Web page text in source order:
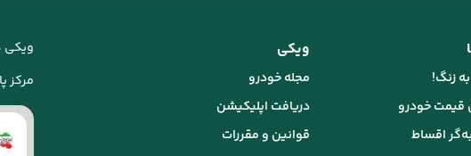
زنگ!
قیمت خودرو
اقساط
ویکی
مجله خودرو
دریافت اپلیکیشن
قوانین و مقررات
ویکی
مرکز